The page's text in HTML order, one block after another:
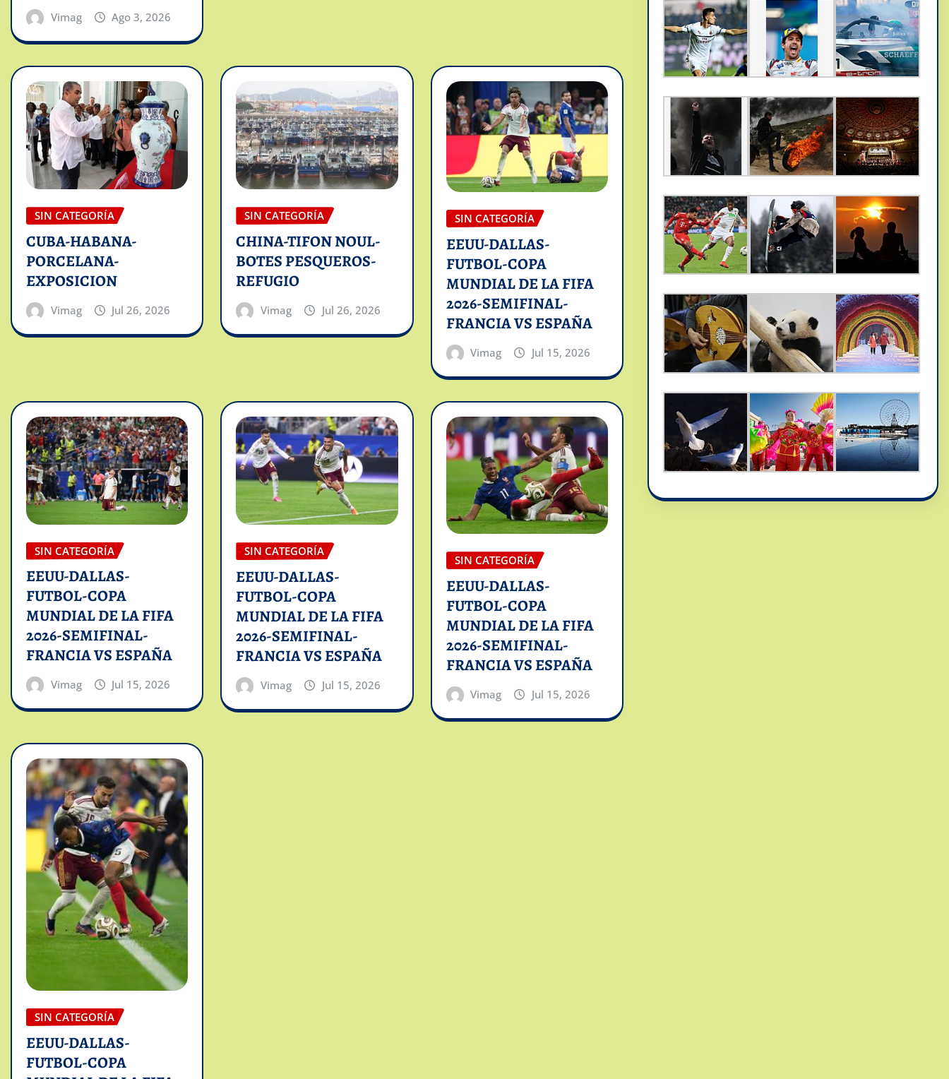
Vimag Ago 3, 2026
SIN CATEGORÍA
CUBA-HABANA-
PORCELANA-
EXPOSICION
Vimag Jul 26, 2026
SIN CATEGORÍA
CHINA-TIFON NOUL-
BOTES PESQUEROS-
REFUGIO
Vimag Jul 26, 2026
SIN CATEGORÍA
EEUU-DALLAS-
FUTBOL-COPA
MUNDIAL DE LA FIFA
2026-SEMIFINAL-
FRANCIA VS ESPAÑA
Vimag Jul 15, 2026
SIN CATEGORÍA
EEUU-DALLAS-
FUTBOL-COPA
MUNDIAL DE LA FIFA
2026-SEMIFINAL-
FRANCIA VS ESPAÑA
Vimag Jul 15, 2026
SIN CATEGORÍA
EEUU-DALLAS-
FUTBOL-COPA
MUNDIAL DE LA FIFA
2026-SEMIFINAL-
FRANCIA VS ESPAÑA
Vimag Jul 15, 2026
SIN CATEGORÍA
EEUU-DALLAS-
FUTBOL-COPA
MUNDIAL DE LA FIFA
2026-SEMIFINAL-
FRANCIA VS ESPAÑA
Vimag Jul 15, 2026
SIN CATEGORÍA
EEUU-DALLAS-
FUTBOL-COPA